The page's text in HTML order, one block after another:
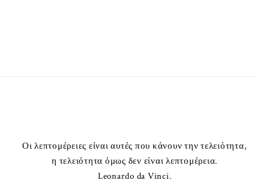
Οι λεπτομέρειες είναι αυτές που κάνουν την τελειότητα,
η τελειότητα όμως δεν είναι λεπτομέρεια.
Leonardo da Vinci.